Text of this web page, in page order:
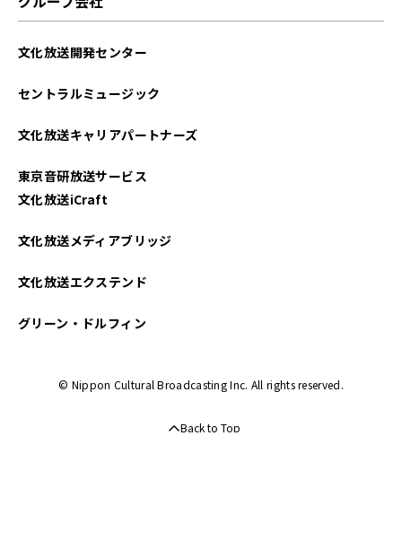
文化放送開発センター
セントラルミュージック
文化放送キャリアパートナーズ
東京音研放送サービス
文化放送iCraft
文化放送メディアブリッジ
文化放送エクステンド
グリーン・ドルフィン
© Nippon Cultural Broadcasting Inc. All rights reserved.
Back to Top